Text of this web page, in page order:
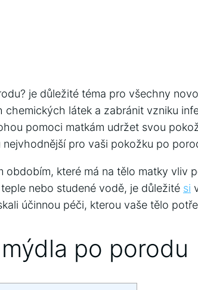
je důležité téma pro všechny
látek a zabránit vzniku
pomoci matkám udržet svou
nejvhodnější pro vaši pokožku po
obdobím, které má na tělo matky vliv
nebo studené vodě, je důležité si
účinnou péči, kterou vaše tělo
po porodu